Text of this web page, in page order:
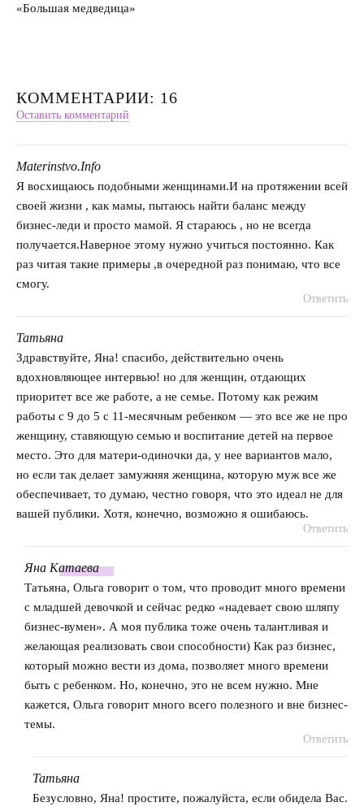
«Большая медведица»
КОММЕНТАРИИ: 16
Оставить комментарий
Materinstvo.Info
говорит:
Я восхищаюсь подобными женщинами.И на протяжении всей
своей жизни , как мамы, пытаюсь найти баланс между
бизнес-леди и просто мамой. Я стараюсь , но не всегда
получается.Наверное этому нужно учиться постоянно. Как
раз читая такие примеры ,в очередной раз понимаю, что все
смогу.
Ответить
Татьяна
говорит:
Здравствуйте, Яна! спасибо, действительно очень
вдохновляющее интервью! но для женщин, отдающих
приоритет все же работе, а не семье. Потому как режим
работы с 9 до 5 с 11-месячным ребенком — это все же не про
женщину, ставяющую семью и воспитание детей на первое
место. Это для матери-одиночки да, у нее вариантов мало,
но если так делает замужняя женщина, которую муж все же
обеспечивает, то думаю, честно говоря, что это идеал не для
вашей публики. Хотя, конечно, возможно я ошибаюсь.
Ответить
Яна Катаева
говорит:
Татьяна, Ольга говорит о том, что проводит много времени
с младшей девочкой и сейчас редко «надевает свою шляпу
бизнес-вумен». А моя публика тоже очень талантливая и
желающая реализовать свои способности) Как раз бизнес,
который можно вести из дома, позволяет много времени
быть с ребенком. Но, конечно, это не всем нужно. Мне
кажется, Ольга говорит много всего полезного и вне бизнес-
темы.
Ответить
Татьяна
говорит:
Безусловно, Яна! простите, пожалуйста, если обидела Вас.